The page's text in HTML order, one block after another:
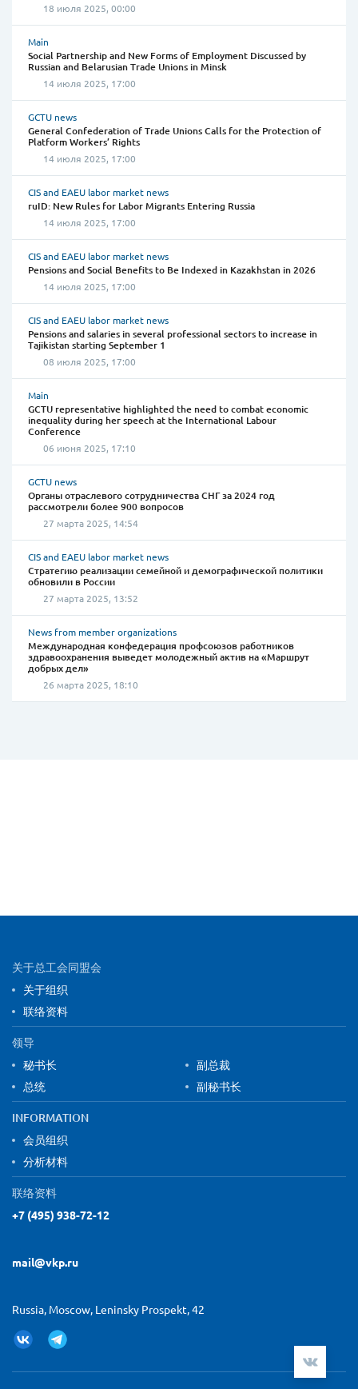
18 июля 2025, 00:00
Main
Social Partnership and New Forms of Employment Discussed by
Russian and Belarusian Trade Unions in Minsk
14 июля 2025, 17:00
GCTU news
General Confederation of Trade Unions Calls for the Protection of
Platform Workers’ Rights
14 июля 2025, 17:00
CIS and EAEU labor market news
ruID: New Rules for Labor Migrants Entering Russia
14 июля 2025, 17:00
CIS and EAEU labor market news
Pensions and Social Benefits to Be Indexed in Kazakhstan in 2026
14 июля 2025, 17:00
CIS and EAEU labor market news
Pensions and salaries in several professional sectors to increase in
Tajikistan starting September 1
08 июля 2025, 17:00
Main
GCTU representative highlighted the need to combat economic
inequality during her speech at the International Labour
Conference
06 июня 2025, 17:10
GCTU news
Органы отраслевого сотрудничества СНГ за 2024 год
рассмотрели более 900 вопросов
27 марта 2025, 14:54
CIS and EAEU labor market news
Стратегию реализации семейной и демографической политики
обновили в России
27 марта 2025, 13:52
News from member organizations
Международная конфедерация профсоюзов работников
здравоохранения выведет молодежный актив на «Маршрут
добрых дел»
26 марта 2025, 18:10
Site map and contact information
关于总工会同盟会
关于组织
联络资料
领导
秘书长
总统
副总裁
副秘书长
INFORMATION
会员组织
分析材料
联络资料
+7 (495) 938-72-12
mail@vkp.ru
Russia, Moscow, Leninsky Prospekt, 42